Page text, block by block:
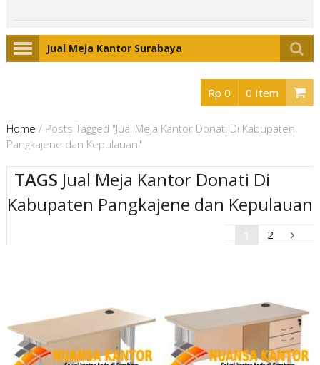
Jual Meja Kantor Surabaya
Rp 0 0 Item
Home / Posts Tagged "Jual Meja Kantor Donati Di Kabupaten
Pangkajene dan Kepulauan"
TAGS Jual Meja Kantor Donati Di
Kabupaten Pangkajene dan Kepulauan
2